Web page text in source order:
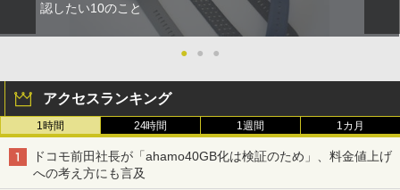
認したい10のこと
● ● ●
アクセスランキング
1時間 24時間 1週間 1カ月
ドコモ前田社長が「ahamo40GB化は検証のため」、料金値上げ
への考え方にも言及